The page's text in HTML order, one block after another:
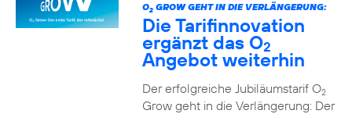
O2GROW GEHT IN DIE VERLÄNGERUNG:
Die Tarifinnovation
ergänzt das O2
Angebot weiterhin
Der erfolgreiche Jubiläumstarif O2
Grow geht in die Verlängerung: Der